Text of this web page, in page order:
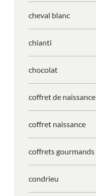
cheval blanc
chianti
chocolat
coffret de naissance
coffret naissance
coffrets gourmands
condrieu